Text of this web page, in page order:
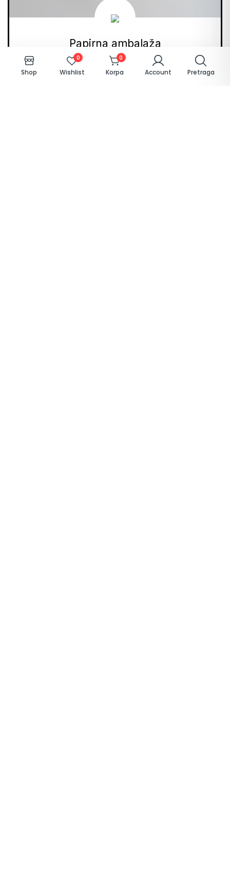
Papirna ambalaža
Kartonske kutije i tanjirići, kraft posude, papirne čaše,
kese, salvete, ubrusi
Shop
0
Wishlist
0
Korpa Account Pretraga